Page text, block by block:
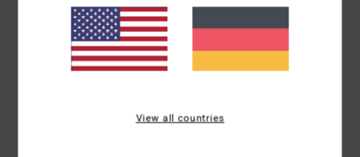
100% unserer Kunden empfehlen dieses Produkt
Komfort
4.0
Preis-Leistungs-Verhältnis
View all countries